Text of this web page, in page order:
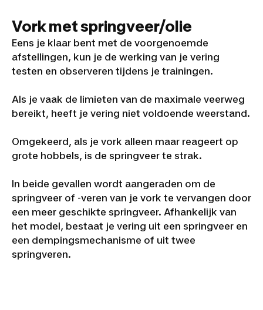
Vork met springveer/olie
Eens je klaar bent met de voorgenoemde
afstellingen, kun je de werking van je vering
testen en observeren tijdens je trainingen.
Als je vaak de limieten van de maximale veerweg
bereikt, heeft je vering niet voldoende weerstand.
Omgekeerd, als je vork alleen maar reageert op
grote hobbels, is de springveer te strak.
In beide gevallen wordt aangeraden om de
springveer of -veren van je vork te vervangen door
een meer geschikte springveer. Afhankelijk van
het model, bestaat je vering uit een springveer en
een dempingsmechanisme of uit twee
springveren.